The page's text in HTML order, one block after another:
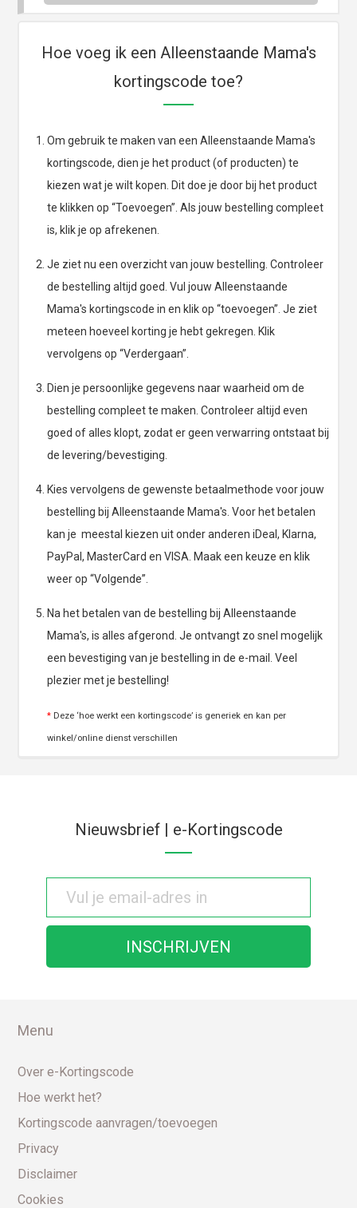
Hoe voeg ik een Alleenstaande Mama's
kortingscode toe?
Om gebruik te maken van een Alleenstaande Mama's
kortingscode, dien je het product (of producten) te
kiezen wat je wilt kopen. Dit doe je door bij het product
te klikken op “Toevoegen”. Als jouw bestelling compleet
is, klik je op afrekenen.
Je ziet nu een overzicht van jouw bestelling. Controleer
de bestelling altijd goed. Vul jouw Alleenstaande
Mama's kortingscode in en klik op “toevoegen”. Je ziet
meteen hoeveel korting je hebt gekregen. Klik
vervolgens op “Verdergaan”.
Dien je persoonlijke gegevens naar waarheid om de
bestelling compleet te maken. Controleer altijd even
goed of alles klopt, zodat er geen verwarring ontstaat bij
de levering/bevestiging.
Kies vervolgens de gewenste betaalmethode voor jouw
bestelling bij Alleenstaande Mama's. Voor het betalen
kan je meestal kiezen uit onder anderen iDeal, Klarna,
PayPal, MasterCard en VISA. Maak een keuze en klik
weer op “Volgende”.
Na het betalen van de bestelling bij Alleenstaande
Mama's, is alles afgerond. Je ontvangt zo snel mogelijk
een bevestiging van je bestelling in de e-mail. Veel
plezier met je bestelling!
* Deze ‘hoe werkt een kortingscode’ is generiek en kan per
winkel/online dienst verschillen
Nieuwsbrief | e-Kortingscode
Menu
Over e-Kortingscode
Hoe werkt het?
Kortingscode aanvragen/toevoegen
Privacy
Disclaimer
Cookies